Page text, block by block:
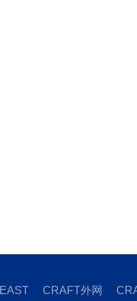
EAST CRAFT外网